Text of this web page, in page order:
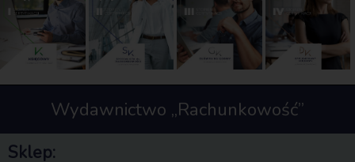
Wydawnictwo „Rachunkowość”
Sklep: